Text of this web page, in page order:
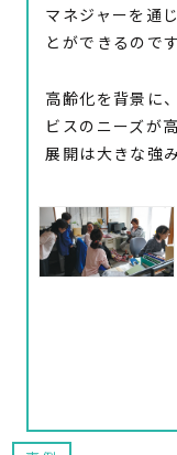
マネジャーを通
とができるのです
高齢化を背景に
ビスのニーズが
展開は大きな強